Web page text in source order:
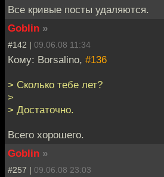
Все кривые посты удаляются.
Goblin »
#142 | 09.06.08 11:34
Кому: Borsalino, #136
> Сколько тебе лет?
>
> Достаточно.
Всего хорошего.
Goblin »
#257 | 09.06.08 23:03